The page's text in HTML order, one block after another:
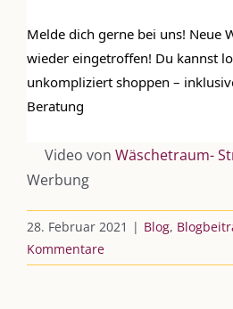
Melde dich gerne bei uns! Neue
wieder eingetroffen! Du kannst
unkompliziert shoppen –
Beratung
Video von Wäschetraum-
Werbung
28. Februar 2021 | Blog,
Kommentare
Kooperationen
vkfk
Leistungen – Buchungen
AKTUELLES
Immer die passende Geschenkidee –